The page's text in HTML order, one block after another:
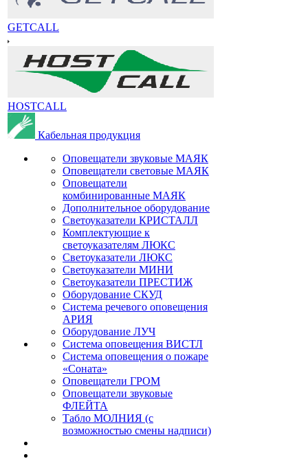
GETCALL
HOSTCALL
Кабельная продукция
Оповещатели звуковые МАЯК
Оповещатели световые МАЯК
Оповещатели
комбинированные МАЯК
Дополнительное оборудование
Светоуказатели КРИСТАЛЛ
Комплектующие к
светоуказателям ЛЮКС
Светоуказатели ЛЮКС
Светоуказатели МИНИ
Светоуказатели ПРЕСТИЖ
Оборудование СКУД
Система речевого оповещения
АРИЯ
Оборудование ЛУЧ
Система оповещения ВИСТЛ
Система оповещения о пожаре
«Соната»
Оповещатели ГРОМ
Оповещатели звуковые
ФЛЕЙТА
Табло МОЛНИЯ (с
возможностью смены надписи)